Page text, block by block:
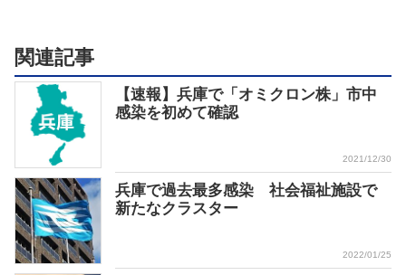
関連記事
【速報】兵庫で「オミクロン株」市中
感染を初めて確認
2021/12/30
兵庫で過去最多感染 社会福祉施設で
新たなクラスター
2022/01/25